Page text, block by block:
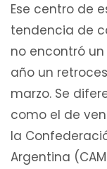
Ese centro de
tendencia de
no encontró
año un
marzo. Se
como el de
la
Argentina